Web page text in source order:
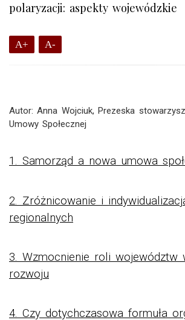
polaryzacji: aspekty wojewódzkie
A+ A-
Autor: Anna Wojciuk, Prezeska
Umowy Społecznej
1. Samorząd a nowa umowa
2. Zróżnicowanie i
regionalnych
3. Wzmocnienie roli województw
rozwoju
4. Czy dotychczasowa formuła